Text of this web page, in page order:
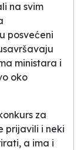
na svim
posvećeni
ministara i
oko
za
prijavili i neki
a ima i